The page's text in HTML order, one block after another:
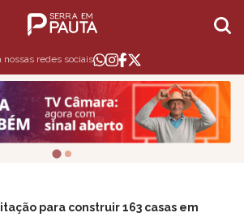
nossas redes sociais
para construir 163 casas em